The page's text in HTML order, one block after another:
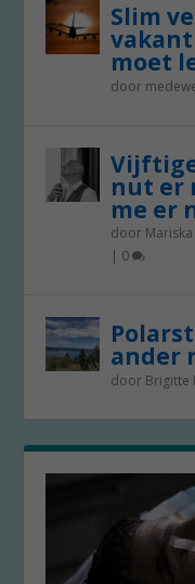
Slim
moet
door
nut er
me er
door
| 0
ander
door Brigitte